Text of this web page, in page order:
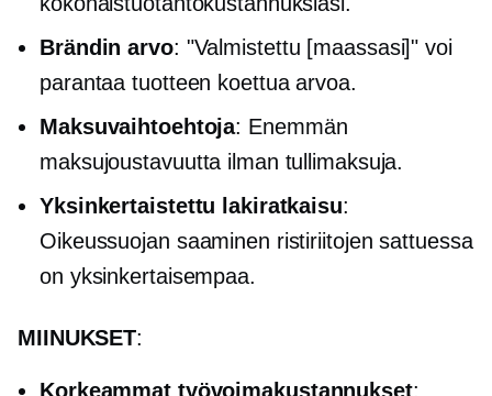
Brändin arvo: "Valmistettu [maassasi]" voi
parantaa tuotteen koettua arvoa.
Maksuvaihtoehtoja: Enemmän
maksujoustavuutta ilman tullimaksuja.
Yksinkertaistettu lakiratkaisu:
Oikeussuojan saaminen ristiriitojen sattuessa
on yksinkertaisempaa.
MIINUKSET:
Korkeammat työvoimakustannukset: